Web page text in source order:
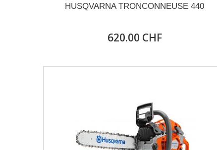
HUSQVARNA TRONCONNEUSE 440
620.00 CHF